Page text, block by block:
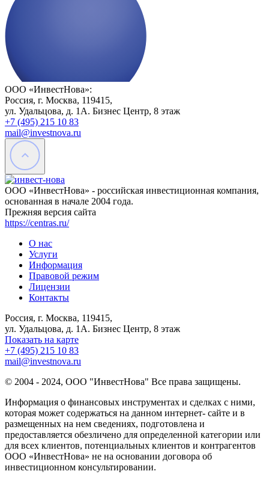
ООО «ИнвестНова»:
Россия, г. Москва, 119415,
ул. Удальцова, д. 1А. Бизнес Центр, 8 этаж
+7 (495) 215 10 83
mail@investnova.ru
ООО «ИнвестНова» - российская инвестиционная компания,
основанная в начале 2004 года.
Прежняя версия сайта
https://centras.ru/
О нас
Услуги
Информация
Правовой режим
Лицензии
Контакты
Россия, г. Москва, 119415,
ул. Удальцова, д. 1А. Бизнес Центр, 8 этаж
Показать на карте
+7 (495) 215 10 83
mail@investnova.ru
© 2004 - 2024, ООО "ИнвестНова" Все права защищены.
Информация о финансовых инструментах и сделках с ними,
которая может содержаться на данном интернет- сайте и в
размещенных на нем сведениях, подготовлена и
предоставляется обезличено для определенной категории или
для всех клиентов, потенциальных клиентов и контрагентов
ООО «ИнвестНова» не на основании договора об
инвестиционном консультировании.